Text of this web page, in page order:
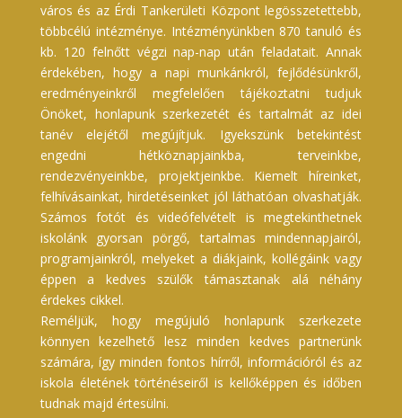
város és az Érdi Tankerületi Központ legösszetettebb,
többcélú intézménye. Intézményünkben 870 tanuló és
kb. 120 felnőtt végzi nap-nap után feladatait. Annak
érdekében, hogy a napi munkánkról, fejlődésünkről,
eredményeinkről megfelelően tájékoztatni tudjuk
Önöket, honlapunk szerkezetét és tartalmát az idei
tanév elejétől megújítjuk. Igyekszünk betekintést
engedni hétköznapjainkba, terveinkbe,
rendezvényeinkbe, projektjeinkbe. Kiemelt híreinket,
felhívásainkat, hirdetéseinket jól láthatóan olvashatják.
Számos fotót és videófelvételt is megtekinthetnek
iskolánk gyorsan pörgő, tartalmas mindennapjairól,
programjainkról, melyeket a diákjaink, kollégáink vagy
éppen a kedves szülők támasztanak alá néhány
érdekes cikkel.
Reméljük, hogy megújuló honlapunk szerkezete
könnyen kezelhető lesz minden kedves partnerünk
számára, így minden fontos hírről, információról és az
iskola életének történéseiről is kellőképpen és időben
tudnak majd értesülni.